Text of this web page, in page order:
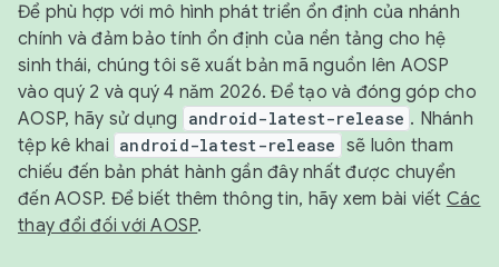
Để phù hợp với mô hình phát triển ổn định của nhánh
chính và đảm bảo tính ổn định của nền tảng cho hệ
sinh thái, chúng tôi sẽ xuất bản mã nguồn lên AOSP
vào quý 2 và quý 4 năm 2026. Để tạo và đóng góp cho
AOSP, hãy sử dụng
android-latest-release . Nhánh
tệp kê khai android-latest-release sẽ luôn tham
chiếu đến bản phát hành gần đây nhất được chuyển
đến AOSP. Để biết thêm thông tin, hãy xem bài viết Các
thay đổi đối với AOSP.